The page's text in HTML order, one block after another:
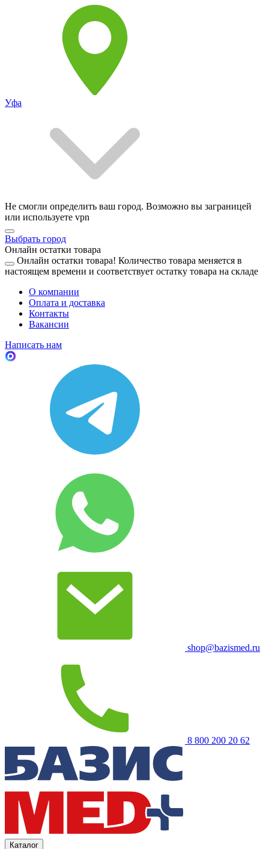
Уфа
Не смогли определить ваш город. Возможно вы заграницей
или используете vpn
Выбрать город
Онлайн остатки товара
Онлайн остатки товара! Количество товара меняется в
настоящем времени и соответствует остатку товара на складе
О компании
Оплата и доставка
Контакты
Вакансии
Написать нам
shop@bazismed.ru
8 800 200 20 62
Каталог